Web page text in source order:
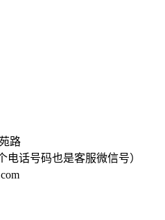
路
电话号码也是客服微信号）